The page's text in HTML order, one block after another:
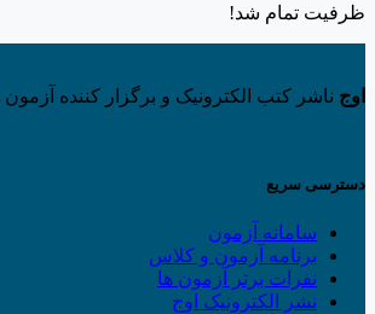
ظرفیت تمام شد!
اوج ناشر کتب الکترونیک و برگزار کننده
دسترسی سریع
سامانه آزمون
برنامه آزمون و کلاس
نفرات برتر آزمون ها
نشر الکترونیک اوج